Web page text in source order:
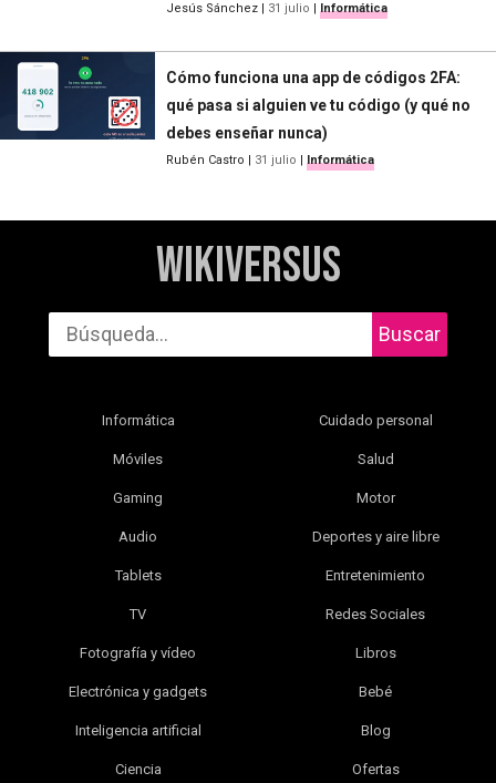
Jesús Sánchez 31 julio Informática
Cómo funciona una app de códigos 2FA:
qué pasa si alguien ve tu código (y qué no
debes enseñar nunca)
Rubén Castro 31 julio Informática
WikiVersus
Buscar
Informática
Móviles
Gaming
Audio
Tablets
TV
Fotografía y vídeo
Electrónica y gadgets
Inteligencia artificial
Ciencia
Cuidado personal
Salud
Motor
Deportes y aire libre
Entretenimiento
Redes Sociales
Libros
Bebé
Blog
Ofertas